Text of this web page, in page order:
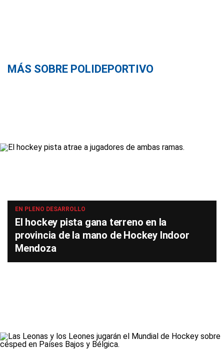
MÁS SOBRE POLIDEPORTIVO
EN PLENO DESARROLLO
El hockey pista gana terreno en la
provincia de la mano de Hockey Indoor
Mendoza